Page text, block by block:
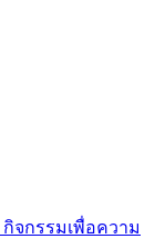
กิจกรรมเพื่อความ